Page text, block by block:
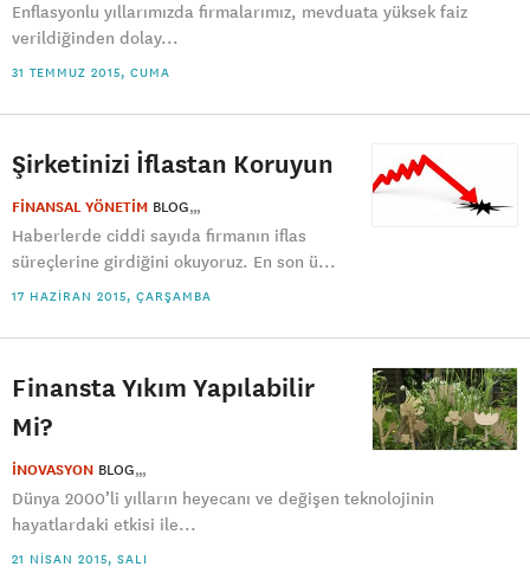
Enflasyonlu yıllarımızda firmalarımız, mevduata yüksek faiz
verildiğinden dolay...
31 TEMMUZ 2015, CUMA
Şirketinizi İflastan Koruyun
FİNANSAL YÖNETİM BLOG
Haberlerde ciddi sayıda firmanın iflas
süreçlerine girdiğini okuyoruz. En son ü...
17 HAZIRAN 2015, ÇARŞAMBA
Finansta Yıkım Yapılabilir
Mi?
İNOVASYON BLOG
Dünya 2000’li yılların heyecanı ve değişen teknolojinin
hayatlardaki etkisi ile...
21 NISAN 2015, SALI